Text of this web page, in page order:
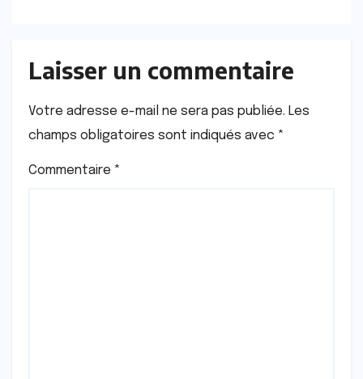
Laisser un commentaire
Votre adresse e-mail ne sera pas publiée. Les
champs obligatoires sont indiqués avec *
Commentaire *